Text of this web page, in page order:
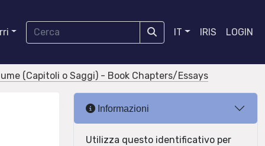
IT IRIS LOGIN
(Capitoli o Saggi) - Book Chapters/Essays
Informazioni
Utilizza questo identificativo per